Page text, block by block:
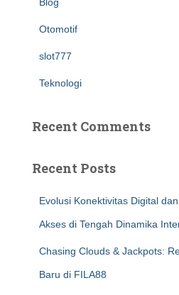
Otomotif
slot777
Teknologi
Recent Comments
Recent Posts
Evolusi Konektivitas Digital
Akses di Tengah Dinamika
Chasing Clouds & Jackpots:
Baru di FILA88